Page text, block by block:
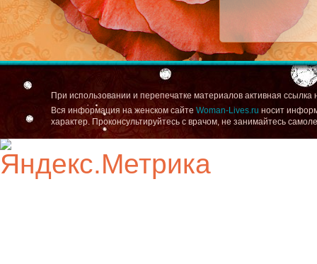
При использовании и перепечатке материалов активная ссылка
Вся информация на женском сайте Woman-Lives.ru носит
характер. Проконсультируйтесь с врачом, не занимайтесь